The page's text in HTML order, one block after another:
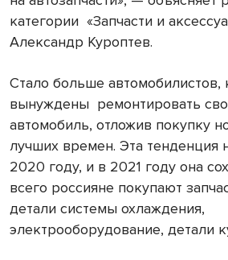
категории «Запчасти и
Александр Куроптев.
Стало больше автомобилистов,
вынуждены ремонтировать
автомобиль, отложив покупку
лучших времен. Эта тенденция
2020 году, и в 2021 году она
всего россияне покупают
детали системы охлаждения,
электрооборудование, детали